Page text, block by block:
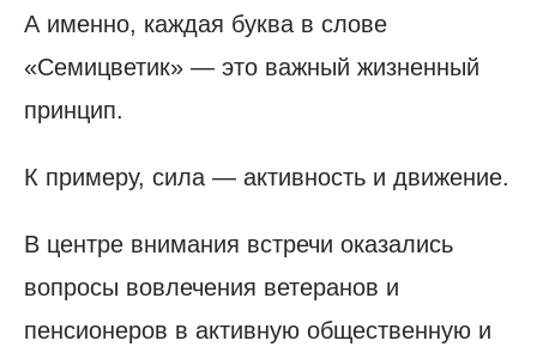
А именно, каждая буква в слове
«Семицветик» — это важный жизненный
принцип.
К примеру, сила — активность и движение.
В центре внимания встречи оказались
вопросы вовлечения ветеранов и
пенсионеров в активную общественную и